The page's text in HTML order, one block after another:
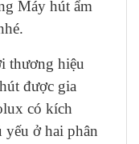
Máy hút ẩm
thương hiệu
được gia
có kích
ở hai phân